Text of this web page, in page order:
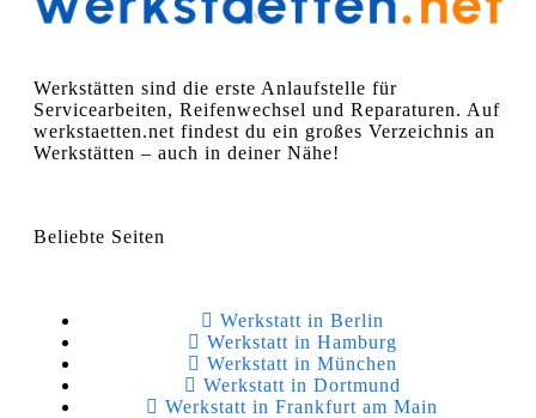
Werkstätten sind die erste Anlaufstelle für
Servicearbeiten, Reifenwechsel und Reparaturen. Auf
werkstaetten.net findest du ein großes Verzeichnis an
Werkstätten – auch in deiner Nähe!
Beliebte Seiten
Werkstatt in Berlin
Werkstatt in Hamburg
Werkstatt in München
Werkstatt in Dortmund
Werkstatt in Frankfurt am Main